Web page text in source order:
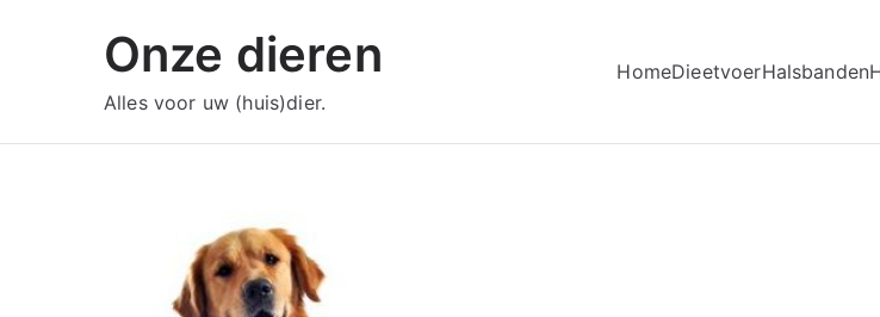
Onze dieren
Alles voor uw (huis)dier.
HomeDieetvoerHalsbanden